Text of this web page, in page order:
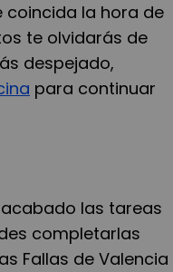
coincida la hora de
te olvidarás de
despejado,
para continuar
las tareas
completarlas
Fallas de Valencia